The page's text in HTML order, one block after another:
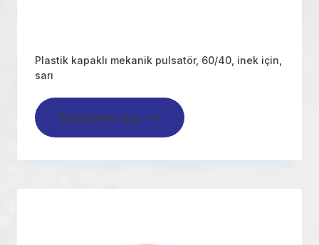
Plastik kapaklı mekanik pulsatör, 60/40, inek için,
sarı
Devamını oku